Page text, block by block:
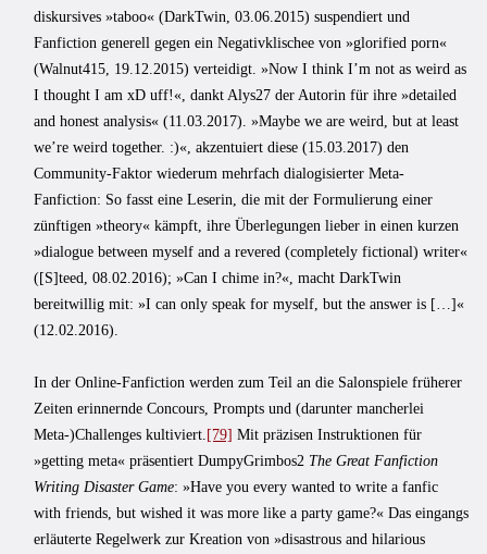
diskursives »taboo« (DarkTwin, 03.06.2015) suspendiert und
Fanfiction generell gegen ein Negativklischee von »glorified porn«
(Walnut415, 19.12.2015) verteidigt. »Now I think I’m not as weird as
I thought I am xD uff!«, dankt Alys27 der Autorin für ihre »detailed
and honest analysis« (11.03.2017). »Maybe we are weird, but at least
we’re weird together. :)«, akzentuiert diese (15.03.2017) den
Community-Faktor wiederum mehrfach dia­logisierter Meta-
Fanfiction: So fasst eine Leserin, die mit der Formulierung einer
zünftigen »theory« kämpft, ihre Überlegungen lieber in einen kurzen
»dialogue between myself and a revered (completely fictional) writer«
([S]teed, 08.02.2016); »Can I chime in?«, macht DarkTwin
bereitwillig mit: »I can only speak for myself, but the answer is […]«
(12.02.2016).
In der Online-Fanfiction werden zum Teil an die Salonspiele früherer
Zeiten erinnernde Concours, Prompts und (darunter mancherlei
Meta-)Challenges kultiviert. [79] Mit präzisen Instruktionen für
»getting meta« präsentiert DumpyGrimbos2 The Great Fanfiction
Writing Disaster Game: »Have you every wanted to write a fanfic
with friends, but wished it was more like a party game?« Das eingangs
erläuterte Regelwerk zur Kreation von »disastrous and hilarious